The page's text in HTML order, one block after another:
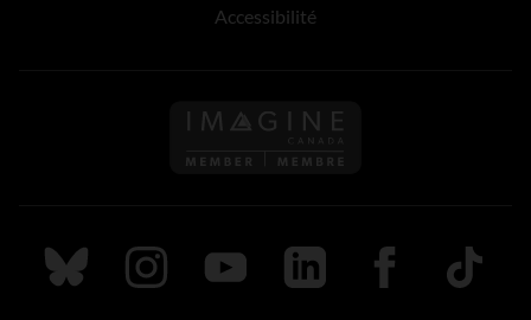
Accessibilité
Suivez nous sur Bluesky
Suivez nous sur Instagram
Suivez nous sur Youtube
Suivez nous sur LinkedIn
Suivez nous sur
TikTok